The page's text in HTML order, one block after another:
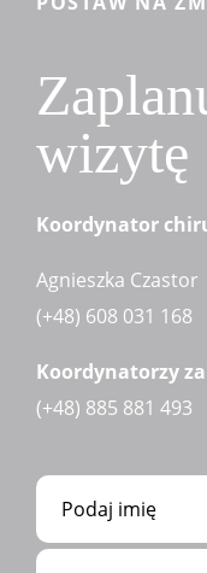
wizytę
Koordynator
Agnieszka Czastor
(+48) 608 031 168
Koordynatorzy
(+48) 885 881 493